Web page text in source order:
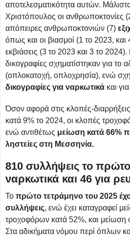
αποτελεσματικότητα αυτών.
Χριστόπουλος οι ανθρωποκτονίες
απόπειρες ανθρωποκτονιών (7)
όπως και οι βιασμοί (1 το 2023, και
εκβιάσεις (3 το 2023 και 3 το 2024).
δικογραφίες σχηματίστηκαν για το
(οπλοκατοχή, οπλοχρησία), ενώ
δικογραφίες για ναρκωτικά και
Όσον αφορά στις κλοπές-
κατά 9% το 2024, οι κλοπές
ενώ αντιθέτως μείωση κατά 66%
ληστείες στη Μεσσηνία.
810 συλλήψεις το
ναρκωτικά και 46 για
Το πρώτο τετράμηνο του 2025
συλλήψεις, ενώ έχει καταγραφεί
τροχοφόρων κατά 52%, και μείωση
Στα αδικήματα νόμου περί όπλων